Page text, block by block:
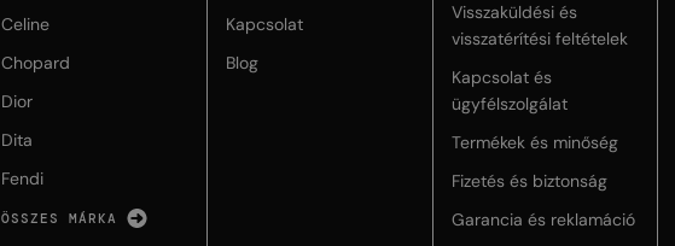
Celine
Chopard
Dior
Dita
Fendi
ÖSSZES MÁRKA
Kapcsolat
Blog
Visszaküldési és
visszatérítési feltételek
Kapcsolat és
ügyfélszolgálat
Termékek és minőség
Fizetés és biztonság
Garancia és reklamáció